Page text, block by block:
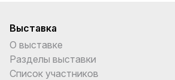
Выставка
О выставке
Разделы выставки
Список участников